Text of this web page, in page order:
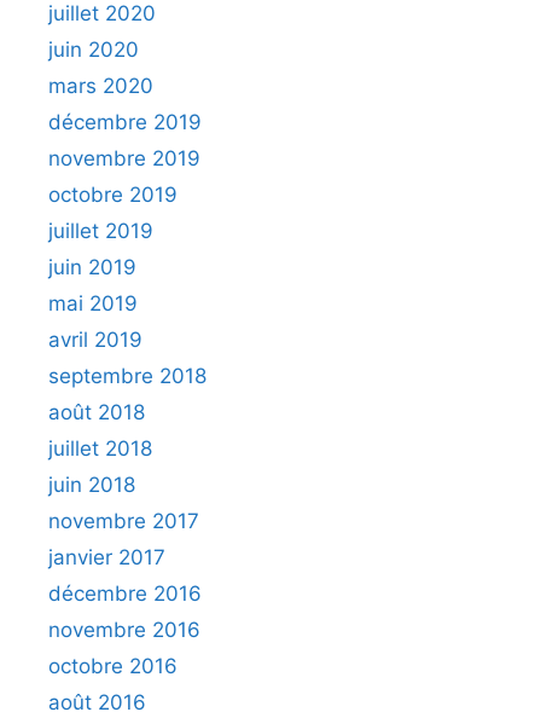
juillet 2020
juin 2020
mars 2020
décembre 2019
novembre 2019
octobre 2019
juillet 2019
juin 2019
mai 2019
avril 2019
septembre 2018
août 2018
juillet 2018
juin 2018
novembre 2017
janvier 2017
décembre 2016
novembre 2016
octobre 2016
août 2016